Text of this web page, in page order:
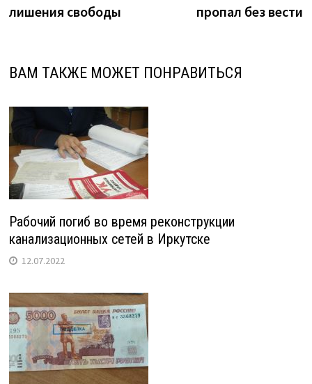
лишения свободы
пропал без вести
ВАМ ТАКЖЕ МОЖЕТ ПОНРАВИТЬСЯ
Рабочий погиб во время реконструкции
канализационных сетей в Иркутске
12.07.2022